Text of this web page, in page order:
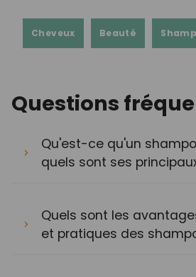
Cheveux Beauté
Questions
Qu'est-ce qu'un
quels sont ses
Quels sont les
et pratiques des